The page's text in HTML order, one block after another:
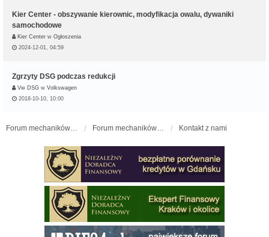
Kier Center - obszywanie kierownic, modyfikacja owalu, dywaniki
samochodowe
Kier Center w Ogłoszenia
2024-12-01, 04:59
Zgrzyty DSG podczas redukcji
Vw DSG w Volkswagen
2018-10-10, 10:00
Kontakt z nami